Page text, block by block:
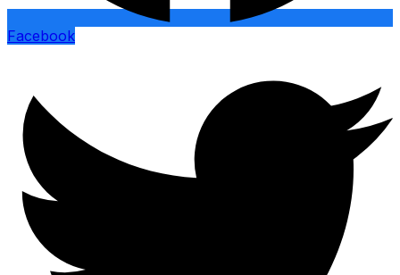
Facebook